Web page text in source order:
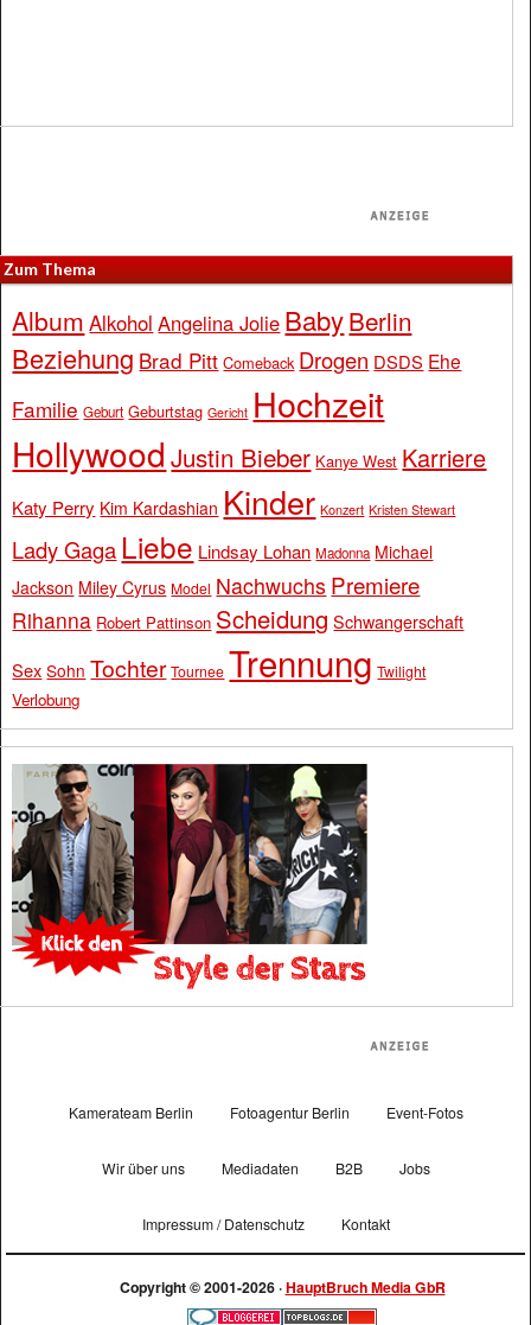
Zum Thema
Album Alkohol Angelina Jolie BabyBerlin
Beziehung Brad Pitt Comeback Drogen DSDS Ehe
Familie Geburt Geburtstag Gericht Hochzeit
Hollywood Justin Bieber Kanye West Karriere
Katy Perry Kim Kardashian Kinder Konzert Kristen Stewart
Lady Gaga Liebe Lindsay Lohan Madonna Michael
Jackson Miley Cyrus Model Nachwuchs Premiere
Rihanna Robert Pattinson Scheidung Schwangerschaft
Sex Sohn Tochter Tournee Trennung Twilight
Verlobung
Kamerateam Berlin Fotoagentur Berlin Event-Fotos
Wir über uns Mediadaten B2B Jobs
Impressum / Datenschutz Kontakt
Copyright © 2001-2026 ·HauptBruch Media GbR